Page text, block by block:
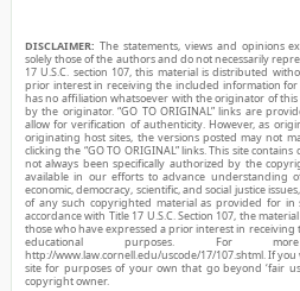
DISCLAIMER: The statements, views and opinions
solely those of the authors and do not necessarily
17 U.S.C. section 107, this material is distributed
prior interest in receiving the included information for
has no affiliation whatsoever with the originator of
by the originator. “GO TO ORIGINAL” links are
allow for verification of authenticity. However, as
originating host sites, the versions posted may not
clicking the “GO TO ORIGINAL” links. This site
not always been specifically authorized by the
available in our efforts to advance understanding
economic, democracy, scientific, and social justice
of any such copyrighted material as provided for in
accordance with Title 17 U.S.C. Section 107, the
those who have expressed a prior interest in
educational purposes. For
http://www.law.cornell.edu/uscode/17/107.shtml. If
site for purposes of your own that go beyond ‘fair
copyright owner.